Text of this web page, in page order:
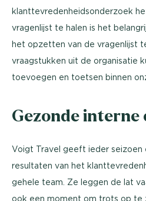
klanttevredenheidsonderzoek
vragenlijst te halen is het
het opzetten van de vragenlijst
vraagstukken uit de organisatie
toevoegen en toetsen binnen
Gezonde
Voigt Travel geeft ieder
resultaten van het
gehele team. Ze leggen de lat
ook een moment om trots op te